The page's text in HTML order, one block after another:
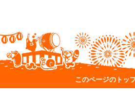
このページのトッ